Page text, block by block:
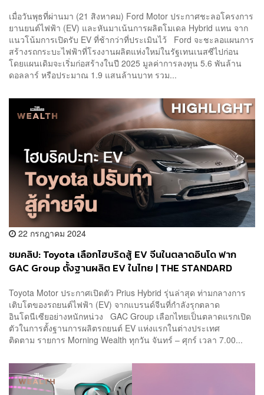
เมื่อวันพุธที่ผ่านมา (21 สิงหาคม) Ford Motor ประกาศชะลอโครงการ
ยานยนต์ไฟฟ้า (EV) และหันมาเน้นการผลิตโมเดล Hybrid แทน จาก
แนวโน้มการเปิดรับ EV ที่ช้ากว่าที่ประเมินไว้ Ford จะชะลอแผนการ
สร้างรถกระบะไฟฟ้าที่โรงงานผลิตแห่งใหม่ในรัฐเทนเนสซีไปก่อน
โดยแผนเดิมจะเริ่มก่อสร้างในปี 2025 มูลค่าการลงทุน 5.6 พันล้าน
ดอลลาร์ หรือประมาณ 1.9 แสนล้านบาท รวม...
22 กรกฎาคม 2024
ชมคลิป: Toyota เลือกไฮบริดสู้ EV จีนในตลาดอินโด ฟาก
GAC Group ตั้งฐานผลิต EV ในไทย | THE STANDARD
Toyota Motor ประกาศเปิดตัว Prius Hybrid รุ่นล่าสุด ท่ามกลางการ
เติบโตของรถยนต์ไฟฟ้า (EV) จากแบรนด์จีนที่กำลังรุกตลาด
อินโดนีเซียอย่างหนักหน่วง GAC Group เลือกไทยเป็นตลาดแรกเปิด
ตัวในการตั้งฐานการผลิตรถยนต์ EV แห่งแรกในต่างประเทศ
ติดตาม รายการ Morning Wealth ทุกวัน จันทร์ – ศุกร์ เวลา 7.00...